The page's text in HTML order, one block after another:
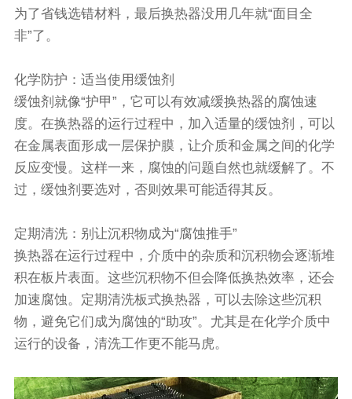
为了省钱选错材料，最后换热器没用几年就“面目全
非”了。
化学防护：适当使用缓蚀剂
缓蚀剂就像“护甲”，它可以有效减缓换热器的腐蚀速
度。在换热器的运行过程中，加入适量的缓蚀剂，可以
在金属表面形成一层保护膜，让介质和金属之间的化学
反应变慢。这样一来，腐蚀的问题自然也就缓解了。不
过，缓蚀剂要选对，否则效果可能适得其反。
定期清洗：别让沉积物成为“腐蚀推手”
换热器在运行过程中，介质中的杂质和沉积物会逐渐堆
积在板片表面。这些沉积物不但会降低换热效率，还会
加速腐蚀。定期清洗板式换热器，可以去除这些沉积
物，避免它们成为腐蚀的“助攻”。尤其是在化学介质中
运行的设备，清洗工作更不能马虎。